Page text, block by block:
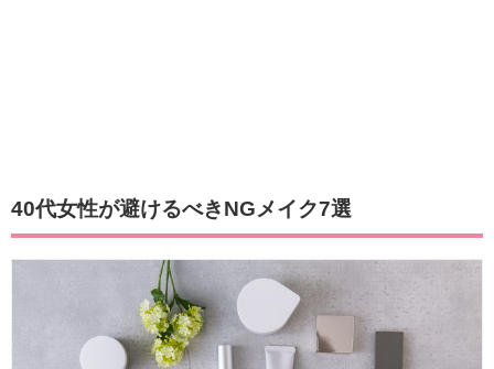
40代女性が避けるべきNGメイク7選